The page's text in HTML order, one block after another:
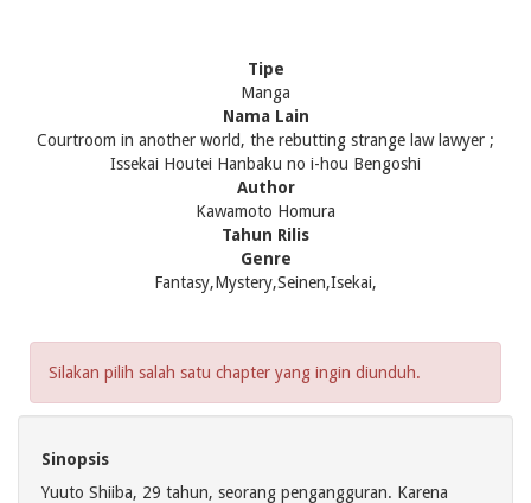
Tipe
Manga
Nama Lain
Courtroom in another world, the rebutting strange law lawyer ;
Issekai Houtei Hanbaku no i-hou Bengoshi
Author
Kawamoto Homura
Tahun Rilis
Genre
Fantasy,Mystery,Seinen,Isekai,
Silakan pilih salah satu chapter yang ingin diunduh.
Sinopsis
Yuuto Shiiba, 29 tahun, seorang pengangguran. Karena